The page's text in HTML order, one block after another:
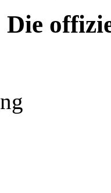
Die